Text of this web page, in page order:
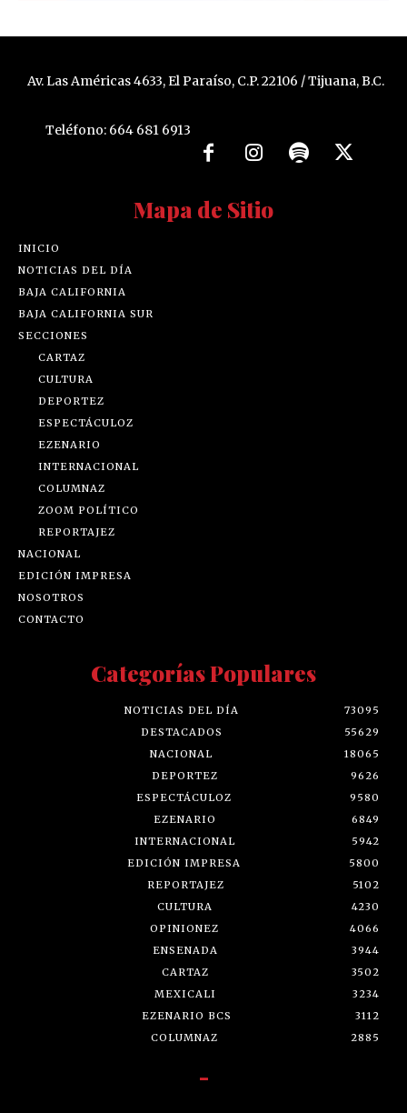
Av. Las Américas 4633, El Paraíso, C.P. 22106 / Tijuana, B.C.
Teléfono: 664 681 6913
Mapa de Sitio
INICIO
NOTICIAS DEL DÍA
BAJA CALIFORNIA
BAJA CALIFORNIA SUR
SECCIONES
CARTAZ
CULTURA
DEPORTEZ
ESPECTÁCULOZ
EZENARIO
INTERNACIONAL
COLUMNAZ
ZOOM POLÍTICO
REPORTAJEZ
NACIONAL
EDICIÓN IMPRESA
NOSOTROS
CONTACTO
Categorías Populares
NOTICIAS DEL DÍA
73095
DESTACADOS
55629
NACIONAL
18065
DEPORTEZ
9626
ESPECTÁCULOZ
9580
EZENARIO
6849
INTERNACIONAL
5942
EDICIÓN IMPRESA
5800
REPORTAJEZ
5102
CULTURA
4230
OPINIONEZ
4066
ENSENADA
3944
CARTAZ
3502
MEXICALI
3234
EZENARIO BCS
3112
COLUMNAZ
2885
-